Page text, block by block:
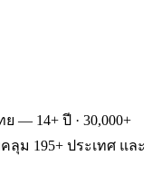
— 14+ ปี · 30,000+
คลุม 195+ ประเทศ และ